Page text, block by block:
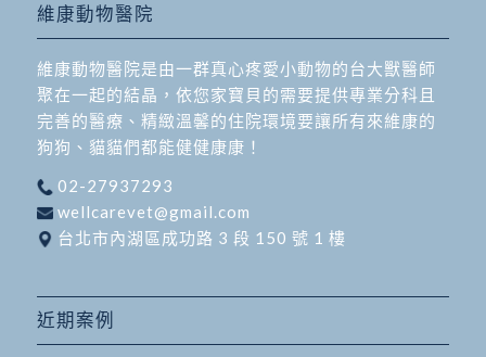
維康動物醫院
維康動物醫院是由一群真心疼愛小動物的台大獸醫師
聚在一起的結晶，依您家寶貝的需要提供專業分科且
完善的醫療、精緻溫馨的住院環境要讓所有來維康的
狗狗、貓貓們都能健健康康！
02-27937293
wellcarevet@gmail.com
台北市內湖區成功路 3 段 150 號 1 樓
近期案例